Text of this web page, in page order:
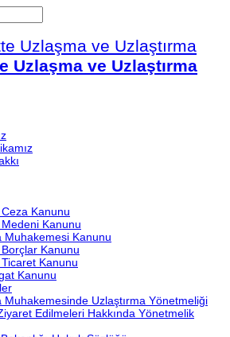
Uzlaşma ve Uzlaştırma
Kanunu
Kanunu
Muhakemesi Kanunu
Kanunu
Kanunu
Kanunu
Muhakemesinde Uzlaştırma Yönetmeliği
Edilmeleri Hakkında Yönetmelik